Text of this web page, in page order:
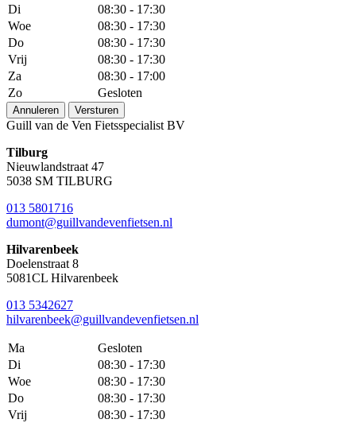
Di
08:30 - 17:30
Woe
08:30 - 17:30
Do
08:30 - 17:30
Vrij
08:30 - 17:30
Za
08:30 - 17:00
Zo
Gesloten
Annuleren Versturen
Guill van de Ven Fietsspecialist BV
Tilburg
Nieuwlandstraat 47
5038 SM TILBURG
013 5801716
dumont@guillvandevenfietsen.nl
Hilvarenbeek
Doelenstraat 8
5081CL Hilvarenbeek
013 5342627
hilvarenbeek@guillvandevenfietsen.nl
Ma
Gesloten
Di
08:30 - 17:30
Woe
08:30 - 17:30
Do
08:30 - 17:30
Vrij
08:30 - 17:30